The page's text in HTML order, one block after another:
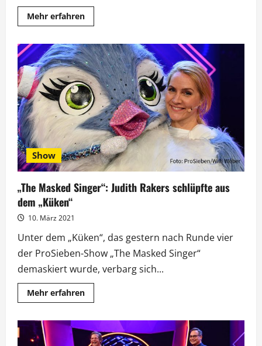
Mehr erfahrenMehr
Informationen
Masked
Singer“:
Horn
und
Schölermann
enttarnt
Show
„The Masked Singer“: Judith Rakers schlüpfte aus
dem „Küken“
10. März 2021
Unter dem „Küken“, das gestern nach Runde vier
der ProSieben-Show „The Masked Singer“
demaskiert wurde, verbarg sich...
Mehr erfahrenMehr
Informationen
Singer“:
Judith